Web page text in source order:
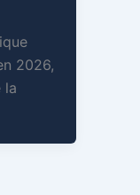
2026,
la